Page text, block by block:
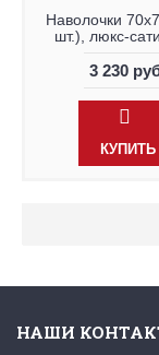
Наволочки
шт.), люкс-
3 230
КУПИТЬ
НАШИ